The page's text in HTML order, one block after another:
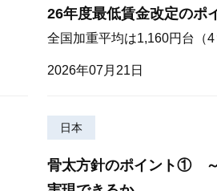
26年度最低賃金改定のポ
全国加重平均は1,160円台（
2026年07月21日
日本
骨太方針のポイント① ～